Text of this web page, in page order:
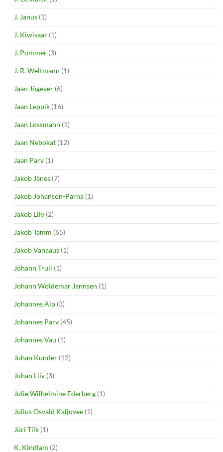
J. Janus (1)
J. Kiwisaar (1)
J. Pommer (3)
J. R. Weltmann (1)
Jaan Jõgever (6)
Jaan Leppik (16)
Jaan Lossmann (1)
Jaan Nebokat (12)
Jaan Parv (1)
Jakob Jänes (7)
Jakob Johanson-Pärna (1)
Jakob Liiv (2)
Jakob Tamm (65)
Jakob Vanaaus (1)
Johann Trull (1)
Johann Woldemar Jannsen (1)
Johannes Alp (3)
Johannes Parv (45)
Johannes Vau (1)
Juhan Kunder (12)
Juhan Liiv (3)
Julie Wilhelmine Ederberg (1)
Julius Osvald Kaljuvee (1)
Jüri Tilk (1)
K. Kindlam (2)